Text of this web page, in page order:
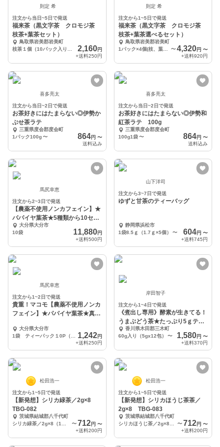
則定 希
注文から当日~5日で発送
福来茶（黒文字茶 クロモジ茶
枝茶+葉茶セット）
鳥取県岩美郡岩美町
2,160円
+送料250円
則定 希
注文から1~5日で発送
福来茶（黒文字茶 クロモジ茶
枝茶+葉茶選べるセット）
鳥取県岩美郡岩美町
1パック×4個(枝、葉の組合せはお選び頂けます)
〜4,320円 〜
+送料920円
喜多亮太
注文から当日~2日で発送
お茶好きにはたまらない◎伊勢か
ぶせ茶ラテ
三重県度会郡度会町
1パック100g〜 864円 〜
送料込み
喜多亮太
注文から当日~2日で発送
お茶好きにはたまらない◎伊勢和
紅茶ラテ 100g
三重県度会郡度会町
100g1袋 〜 864円 〜
送料込み
馬尻幸恵
注文から2~3日で発送
【農薬不使用ノンカフェイン】★
パパイヤ葉茶★5種類から10セッ
ト 大分県大分市
10袋
11,880円
+送料500円
山下洋司
注文から3~7日で発送
ゆずと甘茶のティーバッグ
静岡県浜松市
1袋8.5ｇ（1.7ｇ×5個）
〜 604円 〜
+送料745円
馬尻幸恵
注文から1~2日で発送
貴重！マコモ【農薬不使用ノンカ
フェイン】★パパイヤ葉茶★真菰
大分県大分市
1,242円
+送料250円
岸田智子
注文から1~4日で発送
《煮出し専用》酵素が生きてる！
うまぶどう茶★たっぷり5ｇティ
ーバッグ入り
香川県木田郡三木町
60g入り（5gx12包）
〜 1,580円 〜
+送料370円
松田浩一
注文から1~5日で発送
【新発想】シリカ緑茶／2g×8
TBG-082
茨城県結城郡八千代町
〜 712円 〜
+送料200円
松田浩一
注文から1~5日で発送
【新発想】シリカほうじ茶茶／
2g×8 TBG-083
茨城県結城郡八千代町
〜712円 〜
+送料200円